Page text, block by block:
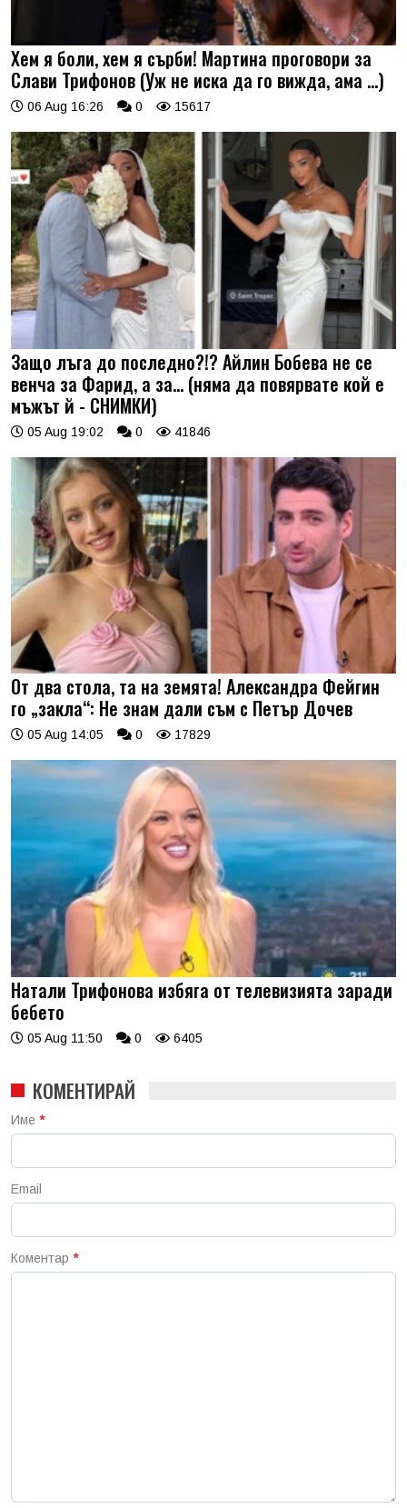
Хем я боли, хем я сърби! Мартина проговори за
Слави Трифонов (Уж не иска да го вижда, ама …)
06 Aug 16:26 0 15617
Защо лъга до последно?!? Айлин Бобева не се
венча за Фарид, а за... (няма да повярвате кой е
мъжът й - СНИМКИ)
05 Aug 19:02 0 41846
От два стола, та на земята! Александра Фейгин
го „закла“: Не знам дали съм с Петър Дочев
05 Aug 14:05 0 17829
Натали Трифонова избяга от телевизията заради
бебето
05 Aug 11:50 0 6405
КОМЕНТИРАЙ
Име *
Email
Коментар *